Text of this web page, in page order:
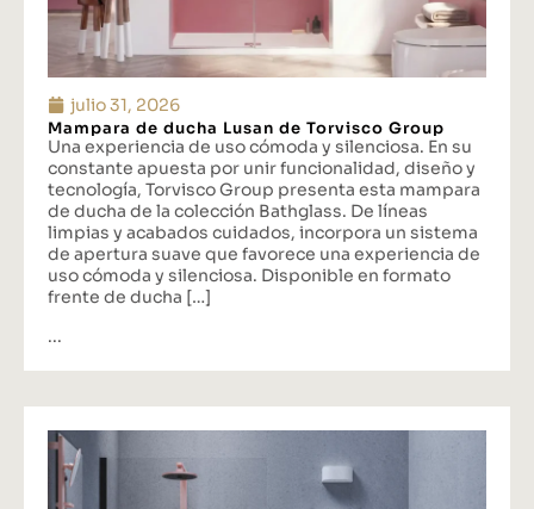
julio 31, 2026
Mampara de ducha Lusan de Torvisco Group
Una experiencia de uso cómoda y silenciosa. En su
constante apuesta por unir funcionalidad, diseño y
tecnología, Torvisco Group presenta esta mampara
de ducha de la colección Bathglass. De líneas
limpias y acabados cuidados, incorpora un sistema
de apertura suave que favorece una experiencia de
uso cómoda y silenciosa. Disponible en formato
frente de ducha […]
...